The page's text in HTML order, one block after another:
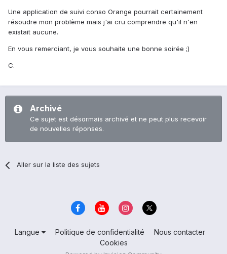
Une application de suivi conso Orange pourrait certainement
résoudre mon problème mais j'ai cru comprendre qu'il n'en
existait aucune.
En vous remerciant, je vous souhaite une bonne soirée ;)
C.
Archivé
Ce sujet est désormais archivé et ne peut plus recevoir
de nouvelles réponses.
Aller sur la liste des sujets
Langue Politique de confidentialité
Nous contacter
Cookies